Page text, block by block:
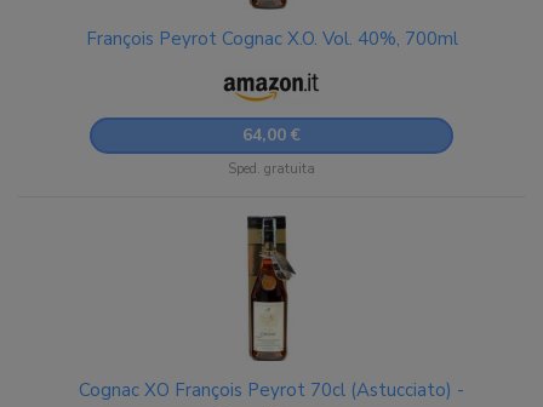
François Peyrot Cognac X.O. Vol. 40%, 700ml
64,00 €
Sped. gratuita
Cognac XO François Peyrot 70cl (Astucciato) -